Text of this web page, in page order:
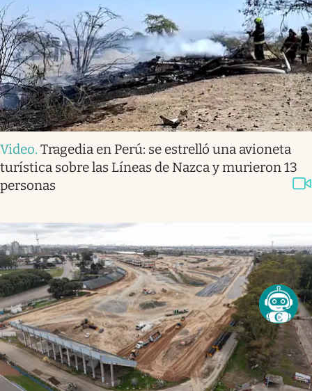
Video. Tragedia en Perú: se estrelló una avioneta
turística sobre las Líneas de Nazca y murieron 13
personas